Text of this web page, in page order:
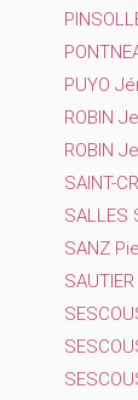
PUYO
ROBIN
ROBIN
SAINT-
SALLES
SANZ